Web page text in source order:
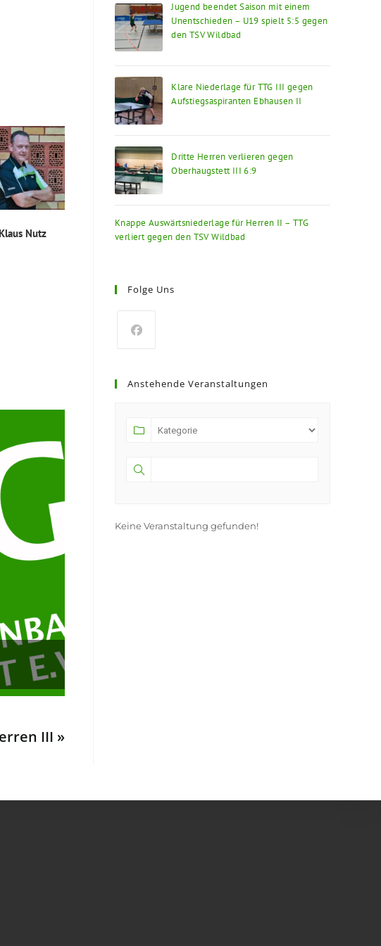
Klaus Nutz
III »
Jugend beendet Saison mit einem
Unentschieden – U19 spielt 5:5 gegen
den TSV Wildbad
Klare Niederlage für TTG III gegen
Aufstiegsaspiranten Ebhausen II
Dritte Herren verlieren gegen
Oberhaugstett III 6:9
Knappe Auswärtsniederlage für Herren II – TTG
verliert gegen den TSV Wildbad
Folge Uns
Anstehende Veranstaltungen
Keine Veranstaltung gefunden!